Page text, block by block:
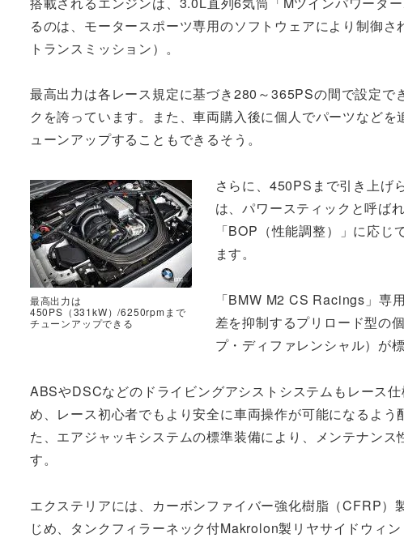
るのは、モータースポーツ専用のソフトウェアにより制御
トランスミッション）。
最高出力は各レース規定に基づき280～365PSの間で設定
クを誇っています。また、車両購入後に個人でパーツなど
ューンアップすることもできるそう。
最高出力は
450PS（331kW）/6250rpmまで
チューンアップできる
さらに、450PSまで引き上げ
は、パワースティックと呼ば
「BOP（性能調整）」に応
ます。
「BMW M2 CS Racings」専
差を抑制するプリロード型の
プ・ディファレンシャル）が
ABSやDSCなどのドライビングアシストシステムもレース
め、レース初心者でもより安全に車両操作が可能になるよう
た、エアジャッキシステムの標準装備により、メンテナンス
す。
エクステリアには、カーボンファイバー強化樹脂（CFRP）
じめ、タンクフィラーネック付Makrolon製リヤサイドウィン